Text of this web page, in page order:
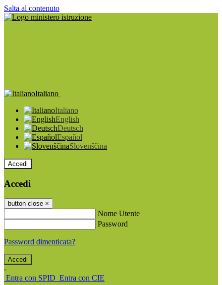
Salta al contenuto
Italiano
Italiano
English
Deutsch
Español
Slovenščina
Accedi
Accedi
button close ×
Nome Utente
Password
Password dimenticata?
-
Entra con SPID Entra con CIE